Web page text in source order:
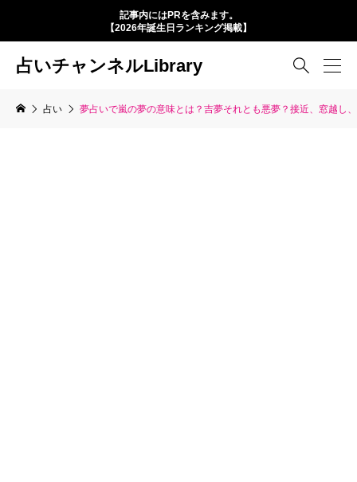
記事内にはPRを含みます。
【2026年誕生日ランキング掲載】
占いチャンネルLibrary 
占い 夢占いで嵐の夢の意味とは？吉夢それとも悪夢？接近、窓越し